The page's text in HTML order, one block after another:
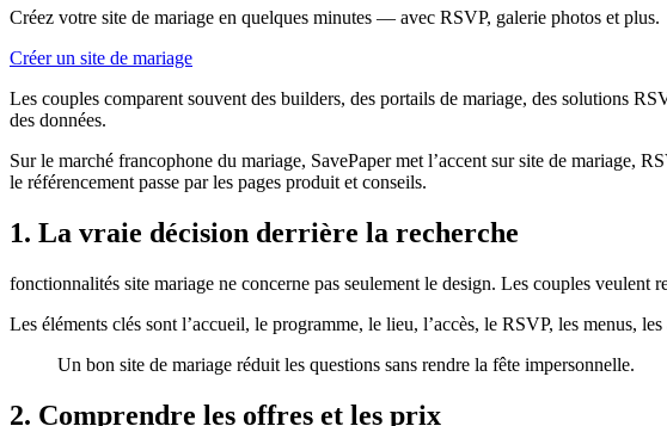
Créez votre site de mariage en quelques minutes — avec RSVP, galerie photos et plus.
Créer un site de mariage
Les couples comparent souvent des builders, des portails de mariage, des solutions
des données.
Sur le marché francophone du mariage, SavePaper met l’accent sur site de mariage,
le référencement passe par les pages produit et conseils.
1. La vraie décision derrière la recherche
fonctionnalités site mariage ne concerne pas seulement le design. Les couples
Les éléments clés sont l’accueil, le programme, le lieu, l’accès, le RSVP, les menus,
Un bon site de mariage réduit les questions sans rendre la fête impersonnelle.
2. Comprendre les offres et les prix